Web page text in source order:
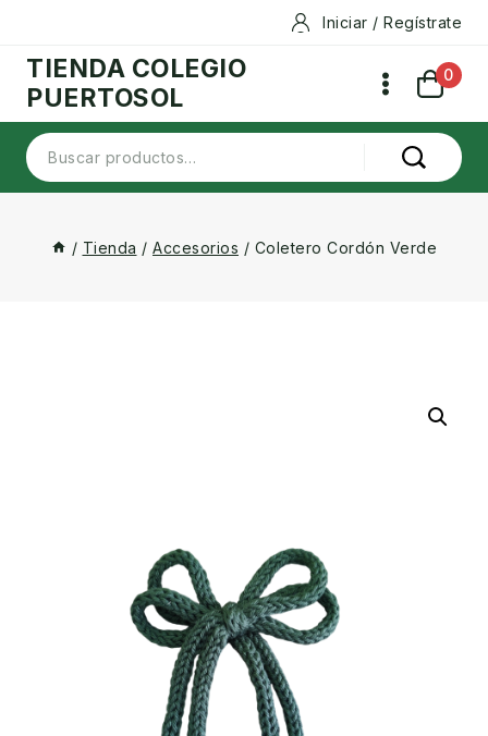
content
Iniciar / Regístrate
TIENDA COLEGIO
PUERTOSOL
0
Buscar
por:
/ Tienda / Accesorios / Coletero Cordón Verde